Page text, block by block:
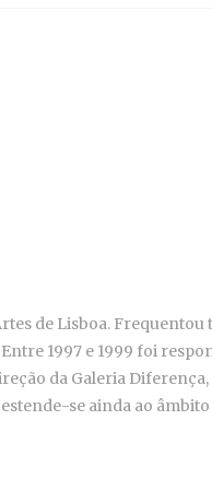
de Lisboa.
1997 e 1999 foi
da Galeria Diferença,
se ainda ao